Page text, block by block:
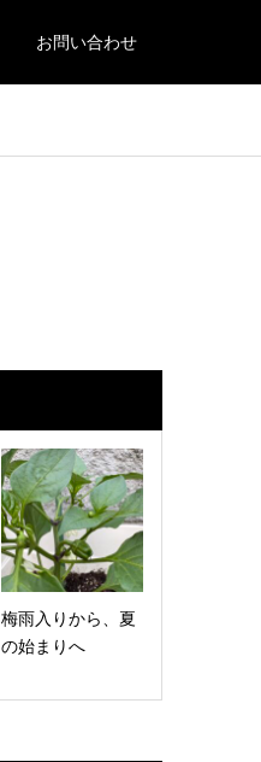
お問い合わせ
梅雨入りから、夏
の始まりへ